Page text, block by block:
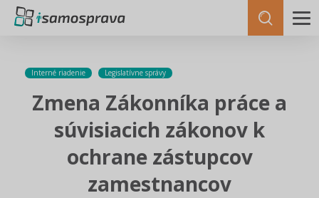
Interné riadenie Legislatívne správy
Zmena Zákonníka práce a
súvisiacich zákonov k
ochrane zástupcov
zamestnancov